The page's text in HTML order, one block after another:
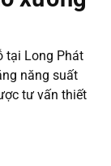
tại Long Phát
năng suất
tư vấn thiết